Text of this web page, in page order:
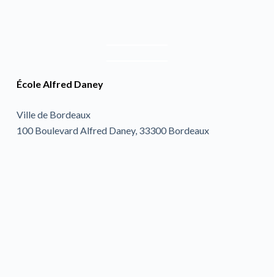
École Alfred Daney
Ville de Bordeaux
100 Boulevard Alfred Daney, 33300 Bordeaux